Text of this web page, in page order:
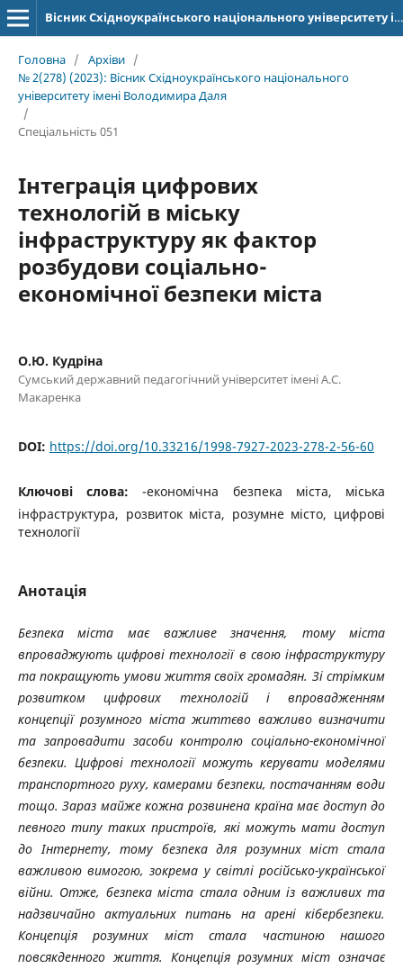
Вісник Східноукраїнського національного університету імені Володимира Даля
Головна / Архіви /
№ 2(278) (2023): Вісник Східноукраїнського національного
університету імені Володимира Даля
/
Спеціальність 051
Iнтеграція цифрових
технологій в міську
інфраструктуру як фактор
розбудови соціально-
економічної безпеки міста
О.Ю. Кудріна
Сумський державний педагогічний університет імені А.С.
Макаренка
DOI: https://doi.org/10.33216/1998-7927-2023-278-2-56-60
Ключові слова:-економічна безпека міста, міська
інфраструктура, розвиток міста, розумне місто, цифрові
технології
Анотація
Безпека міста має важливе значення, тому міста
впроваджують цифрові технології в свою інфраструктуру
та покращують умови життя своїх громадян. Зі стрімким
розвитком цифрових технологій і впровадженням
концепції розумного міста життєво важливо визначити
та запровадити засоби контролю соціально-економічної
безпеки. Цифрові технології можуть керувати моделями
транспортного руху, камерами безпеки, постачанням води
тощо. Зараз майже кожна розвинена країна має доступ до
певного типу таких пристроїв, які можуть мати доступ
до Інтернету, тому безпека для розумних міст стала
важливою вимогою, зокрема у світлі російсько-української
війни. Отже, безпека міста стала одним із важливих та
надзвичайно актуальних питань на арені кібербезпеки.
Концепція розумних міст стала частиною нашого
повсякденного життя. Концепція розумних міст означає